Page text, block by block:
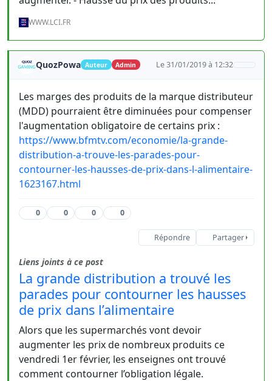
WWW.LCI.FR
QuozPowa Auteur Admin Le 31/01/2019 à 12:32
Les marges des produits de la marque distributeur
(MDD) pourraient être diminuées pour compenser
l'augmentation obligatoire de certains prix :
https://www.bfmtv.com/economie/la-grande-
distribution-a-trouve-les-parades-pour-
contourner-les-hausses-de-prix-dans-l-alimentaire-
1623167.html
0 0 0 0
Répondre Partager
Liens joints à ce post
La grande distribution a trouvé les
parades pour contourner les hausses
de prix dans l’alimentaire
Alors que les supermarchés vont devoir
augmenter les prix de nombreux produits ce
vendredi 1er février, les enseignes ont trouvé
comment contourner l’obligation légale.